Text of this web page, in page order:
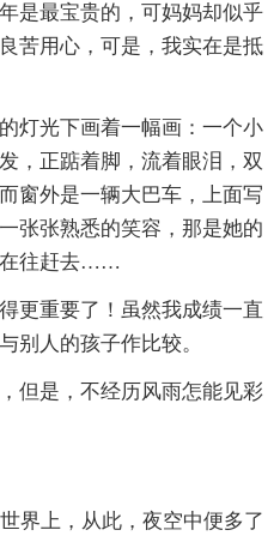
是最宝贵的，可妈妈却似乎
苦用心，可是，我实在是抵
光下画着一幅画：一个小
，正踮着脚，流着眼泪，双
窗外是一辆大巴车，上面写
张张熟悉的笑容，那是她的
在往赶去……
重要了！虽然我成绩一直
别人的孩子作比较。
是，不经历风雨怎能见彩
上，从此，夜空中便多了